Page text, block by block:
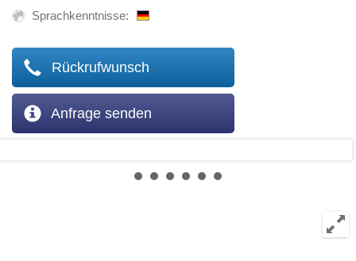
Sprachkenntnisse:
Rückrufwunsch
Anfrage senden